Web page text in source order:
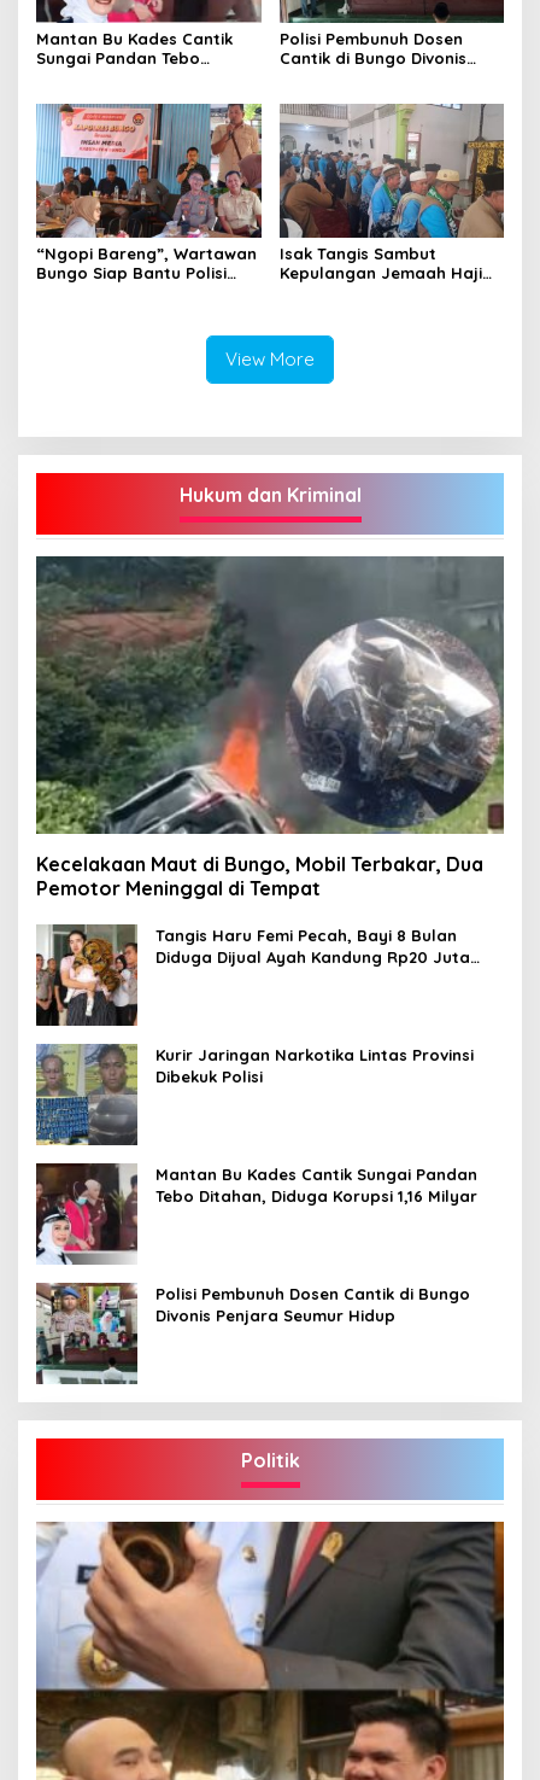
Mantan Bu Kades Cantik
Sungai Pandan Tebo
Polisi Pembunuh Dosen
Cantik di Bungo Divonis
“Ngopi Bareng”, Wartawan
Bungo Siap Bantu Polisi
Isak Tangis Sambut
Kepulangan Jemaah Haji
View More
Hukum dan Kriminal
Kecelakaan Maut di Bungo, Mobil Terbakar, Dua
Pemotor Meninggal di Tempat
Tangis Haru Femi Pecah, Bayi 8 Bulan
Diduga Dijual Ayah Kandung Rp20 Juta
Kurir Jaringan Narkotika Lintas Provinsi
Dibekuk Polisi
Mantan Bu Kades Cantik Sungai Pandan
Tebo Ditahan, Diduga Korupsi 1,16 Milyar
Polisi Pembunuh Dosen Cantik di Bungo
Divonis Penjara Seumur Hidup
Politik